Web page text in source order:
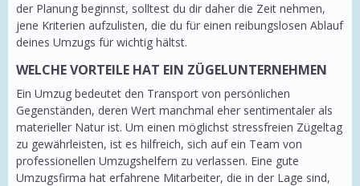
der Planung beginnst, solltest du dir daher die Zeit nehmen,
jene Kriterien aufzulisten, die du für einen reibungslosen Ablauf
deines Umzugs für wichtig hältst.
WELCHE VORTEILE HAT EIN ZÜGELUNTERNEHMEN
Ein Umzug bedeutet den Transport von persönlichen
Gegenständen, deren Wert manchmal eher sentimentaler als
materieller Natur ist. Um einen möglichst stressfreien Zügeltag
zu gewährleisten, ist es hilfreich, sich auf ein Team von
professionellen Umzugshelfern zu verlassen. Eine gute
Umzugsfirma hat erfahrene Mitarbeiter, die in der Lage sind,